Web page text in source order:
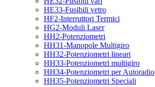
HE33-Fusibili vetro
HF2-Interruttori Termici
HG2-Moduli Laser
HH2-Potenziometri
HH31-Manopole Multigiro
HH32-Potenziometri lineari
HH33-Potenziometri multigiro
HH34-Potenziometri per Autoradio
HH35-Potenziometri Speciali